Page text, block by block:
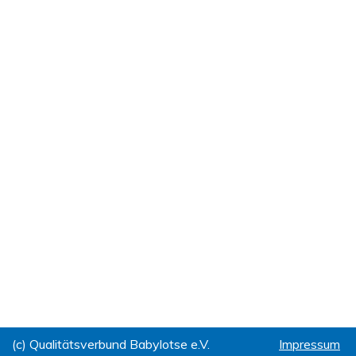
(c) Qualitätsverbund Babylotse e.V. Impressum